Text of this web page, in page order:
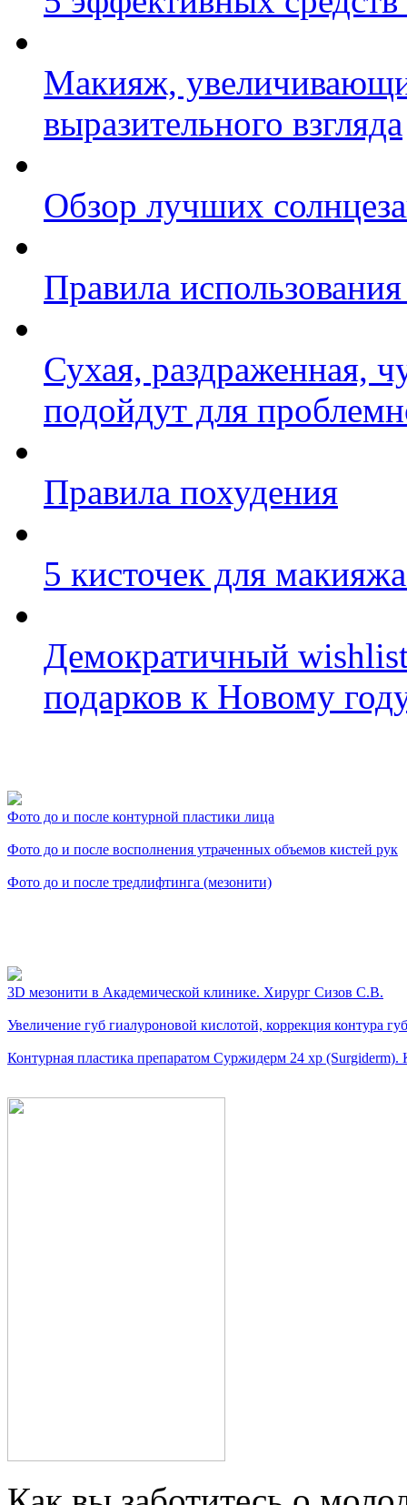
Макияж,
выразительного взгляда
Обзор лучших
Правила использования
Сухая, раздраженная,
подойдут для
Правила похудения
5 кисточек для
Демократичный
подарков к Новому
Фото до и после контурной пластики лица
Фото до и после восполнения утраченных объемов кистей рук
Фото до и после тредлифтинга (мезонити)
3D мезонити в Академической клинике. Хирург Сизов С.В.
Увеличение губ гиалуроновой кислотой, коррекция контура
Контурная пластика препаратом Суржидерм 24 xp (Surgiderm).